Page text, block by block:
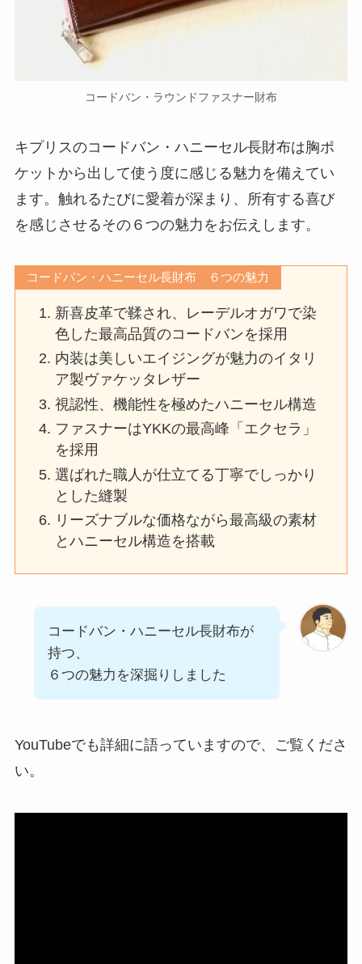
コードバン・ラウンドファスナー財布
キプリスのコードバン・ハニーセル長財布は胸ポ
ケットから出して使う度に感じる魅力を備えてい
ます。触れるたびに愛着が深まり、所有する喜び
を感じさせるその６つの魅力をお伝えします。
コードバン・ハニーセル長財布 ６つの魅力
新喜皮革で鞣され、レーデルオガワで染
色した最高品質のコードバンを採用
内装は美しいエイジングが魅力のイタリ
ア製ヴァケッタレザー
視認性、機能性を極めたハニーセル構造
ファスナーはYKKの最高峰「エクセラ」
を採用
選ばれた職人が仕立てる丁寧でしっかり
とした縫製
リーズナブルな価格ながら最高級の素材
とハニーセル構造を搭載
コードバン・ハニーセル長財布が
持つ、
６つの魅力を深掘りしました
YouTubeでも詳細に語っていますので、ご覧くださ
い。